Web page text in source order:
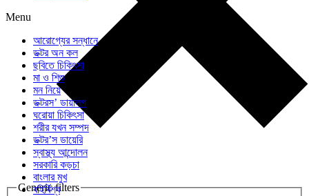
Generic filters
Menu
আরোগ্যের সন্ধানে
ডক্টর অন কল
ছবিতে চিকিৎসা
মা ও শিশু
মন নিয়ে
ডক্টরস’ ডায়ালগ
ঘরোয়া চিকিৎসা
শরীর যখন সম্পদ
ডক্টর’স ডায়েরি
স্বাস্থ্য আন্দোলন
সরকারি কড়চা
বাংলার মুখ
বহির্বিশ্ব